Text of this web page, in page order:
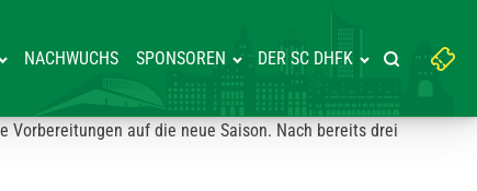
NACHWUCHS SPONSOREN DER SC DHFK
Suchbegriff
eingeben:
Suche
Vorbereitungen auf die neue Saison. Nach bereits drei